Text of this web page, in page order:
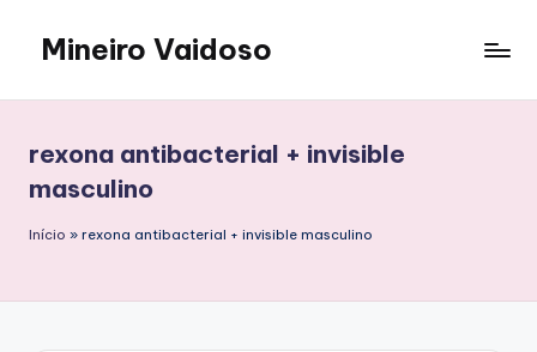
content
Mineiro Vaidoso
e
Resenhas
rexona antibacterial + invisible
masculino
Início » rexona antibacterial + invisible masculino